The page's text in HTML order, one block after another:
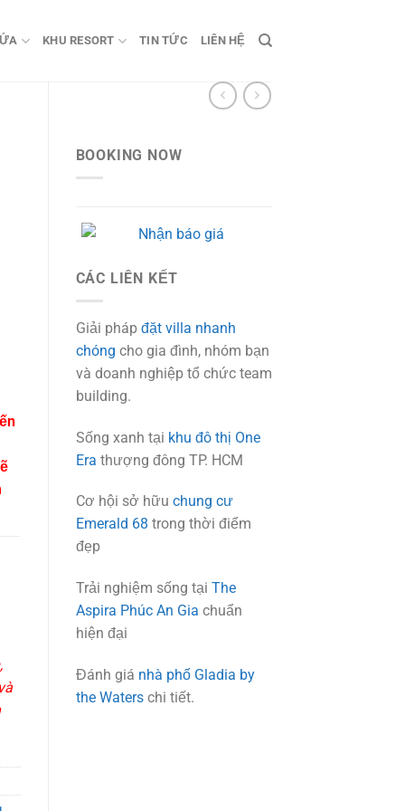
KHU RESORT TIN TỨC LIÊN HỆ
BOOKING NOW
CÁC LIÊN KẾT
Giải pháp đặt villa nhanh
chóng cho gia đình, nhóm bạn
và doanh nghiệp tổ chức team
building.
Sống xanh tại khu đô thị One
Era thượng đông TP. HCM
Cơ hội sở hữu chung cư
Emerald 68 trong thời điểm
đẹp
Trải nghiệm sống tại The
Aspira Phúc An Gia chuẩn
hiện đại
Đánh giá nhà phố Gladia by
the Waterschi tiết.